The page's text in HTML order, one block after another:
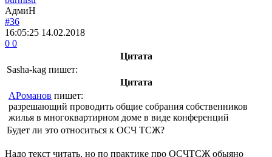
АдмиН
#36
16:05:25 14.02.2018
0 0
Цитата
Sasha-kag пишет:
Цитата
АРоманов пишет:
разрешающий проводить общие собрания собственников
жилья в многоквартирном доме в виде конференций
Будет ли это относиться к ОСЧ ТСЖ?
Надо текст читать, но по практике про ОСЧТСЖ обыяно